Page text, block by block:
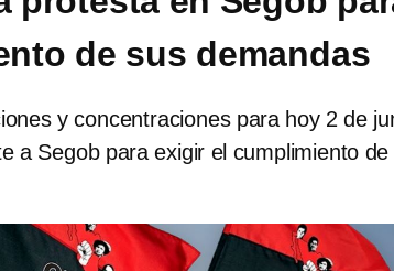
de sus demandas
y concentraciones para hoy 2 de
a Segob para exigir el cumplimiento de